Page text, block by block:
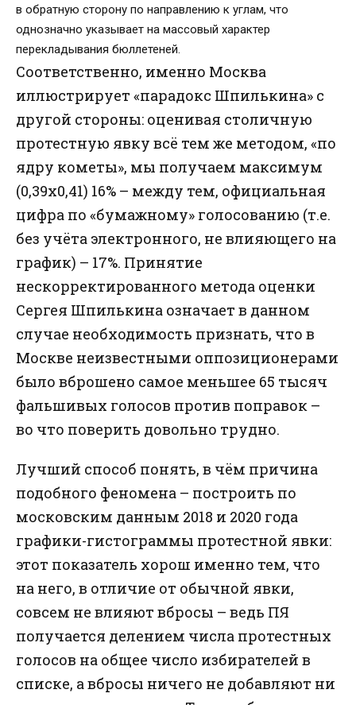
в обратную сторону по направлению к углам, что
однозначно указывает на массовый характер
перекладывания бюллетеней.
Соответственно, именно Москва
иллюстрирует «парадокс Шпилькина» с
другой стороны: оценивая столичную
протестную явку всё тем же методом, «по
ядру кометы», мы получаем максимум
(0,39х0,41) 16% – между тем, официальная
цифра по «бумажному» голосованию (т.е.
без учёта электронного, не влияющего на
график) – 17%. Принятие
нескорректированного метода оценки
Сергея Шпилькина означает в данном
случае необходимость признать, что в
Москве неизвестными оппозиционерами
было вброшено самое меньшее 65 тысяч
фальшивых голосов против поправок –
во что поверить довольно трудно.
Лучший способ понять, в чём причина
подобного феномена – построить по
московским данным 2018 и 2020 года
графики-гистограммы протестной явки:
этот показатель хорош именно тем, что
на него, в отличие от обычной явки,
совсем не влияют вбросы – ведь ПЯ
получается делением числа протестных
голосов на общее число избирателей в
списке, а вбросы ничего не добавляют ни